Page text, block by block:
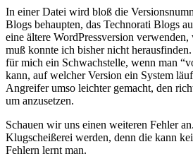
In einer Datei wird bloß die
Blogs behaupten, das Technorati Blogs
eine ältere WordPressversion
muß konnte ich bisher nicht
für mich ein Schwachstelle, wenn man
kann, auf welcher Version ein System
Angreifer umso leichter gemacht, den
um anzusetzen.
Schauen wir uns einen weiteren Fehler
Klugscheißerei werden, denn die kann
Fehlern lernt man.